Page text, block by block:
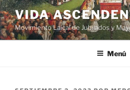
VIDA
Movimiento Laical de Jubilados y
Menú